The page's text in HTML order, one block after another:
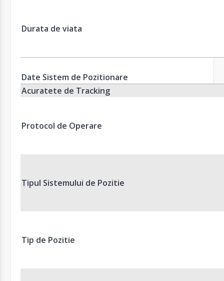
Durata de viata
Date Sistem de Pozitionare
Acuratete de Tracking
Protocol de Operare
Tipul Sistemului de Pozitie
Tip de Pozitie